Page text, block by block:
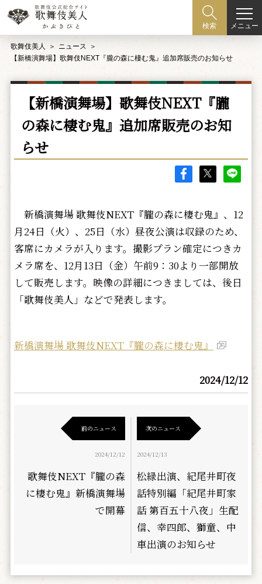
検索 メニュー
歌舞伎美人
ニュース
【新橋演舞場】歌舞伎NEXT『朧の森に棲む鬼』追加席販売のお知らせ
【新橋演舞場】歌舞伎NEXT『朧
の森に棲む鬼』追加席販売のお知
らせ
新橋演舞場 歌舞伎NEXT『朧の森に棲む鬼』、12
月24日（火）、25日（水）昼夜公演は収録のため、
客席にカメラが入ります。撮影プラン確定につきカ
メラ席を、12月13日（金）午前9：30より一部開放
して販売します。映像の詳細につきましては、後日
「歌舞伎美人」などで発表します。
新橋演舞場 歌舞伎NEXT『朧の森に棲む鬼』
2024/12/12
前のニュース
2024/12/12
歌舞伎NEXT『朧の森
に棲む鬼』新橋演舞場
で開幕
次のニュース
2024/12/13
松緑出演、紀尾井町夜
話特別編「紀尾井町家
話 第百五十八夜」生配
信、幸四郎、獅童、中
車出演のお知らせ